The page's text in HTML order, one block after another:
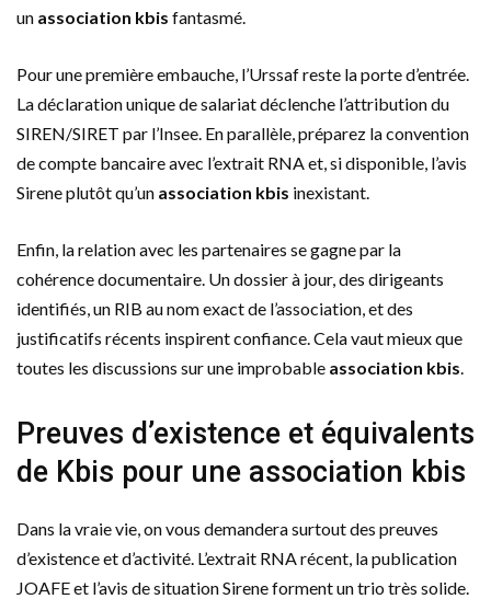
un association kbis fantasmé.
Pour une première embauche, l’Urssaf reste la porte d’entrée.
La déclaration unique de salariat déclenche l’attribution du
SIREN/SIRET par l’Insee. En parallèle, préparez la convention
de compte bancaire avec l’extrait RNA et, si disponible, l’avis
Sirene plutôt qu’un association kbis inexistant.
Enfin, la relation avec les partenaires se gagne par la
cohérence documentaire. Un dossier à jour, des dirigeants
identifiés, un RIB au nom exact de l’association, et des
justificatifs récents inspirent confiance. Cela vaut mieux que
toutes les discussions sur une improbable association kbis.
Preuves d’existence et équivalents
de Kbis pour une association kbis
Dans la vraie vie, on vous demandera surtout des preuves
d’existence et d’activité. L’extrait RNA récent, la publication
JOAFE et l’avis de situation Sirene forment un trio très solide.